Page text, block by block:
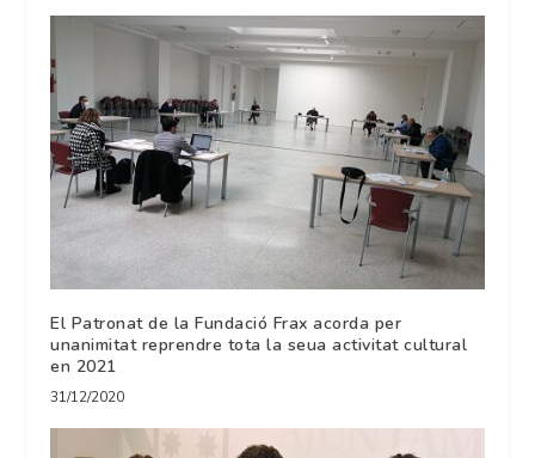
El Patronat de la Fundació Frax acorda per
unanimitat reprendre tota la seua activitat cultural
en 2021
31/12/2020